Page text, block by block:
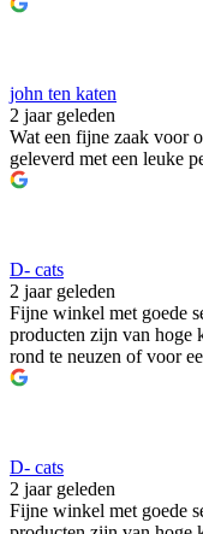
john ten katen
2 jaar geleden
Wat een fijne zaak voor
geleverd met een leuke
D- cats
2 jaar geleden
Fijne winkel met goede
producten zijn van
rond te neuzen of voor
D- cats
2 jaar geleden
Fijne winkel met goede